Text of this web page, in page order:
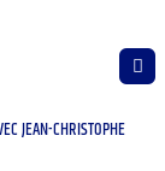
JEAN-CHRISTOPHE